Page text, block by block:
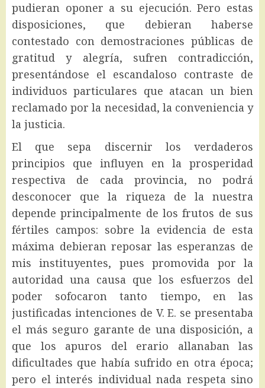
pudieran oponer a su ejecución. Pero estas
disposiciones, que debieran haberse
contestado con demostraciones públicas de
gratitud y alegría, sufren contradicción,
presentándose el escandaloso contraste de
individuos particulares que atacan un bien
reclamado por la necesidad, la conveniencia y
la justicia.
El que sepa discernir los verdaderos
principios que influyen en la prosperidad
respectiva de cada provincia, no podrá
desconocer que la riqueza de la nuestra
depende principalmente de los frutos de sus
fértiles campos: sobre la evidencia de esta
máxima debieran reposar las esperanzas de
mis instituyentes, pues promovida por la
autoridad una causa que los esfuerzos del
poder sofocaron tanto tiempo, en las
justificadas intenciones de V. E. se presentaba
el más seguro garante de una disposición, a
que los apuros del erario allanaban las
dificultades que había sufrido en otra época;
pero el interés individual nada respeta sino